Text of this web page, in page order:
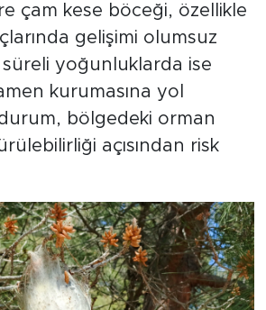
çam kese böceği, özellikle
gelişimi olumsuz
yoğunluklarda ise
kurumasına yol
bölgedeki orman
açısından risk